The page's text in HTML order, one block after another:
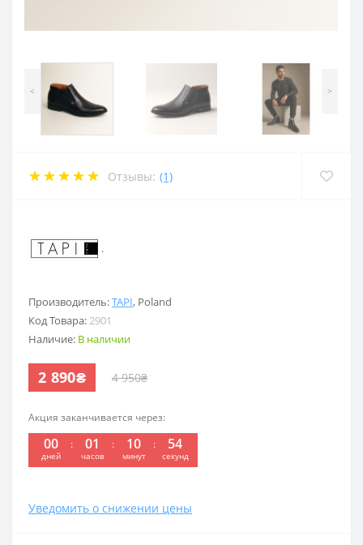
< >
Отзывы: (1)
Производитель:TAPI, Poland
Код Товара:2901
Наличие: В наличии
2 890₴ 4 950₴
Акция заканчивается через:
00
дней
: 01
часов
: 10
минут
: 54
секунд
Уведомить о снижении цены
.